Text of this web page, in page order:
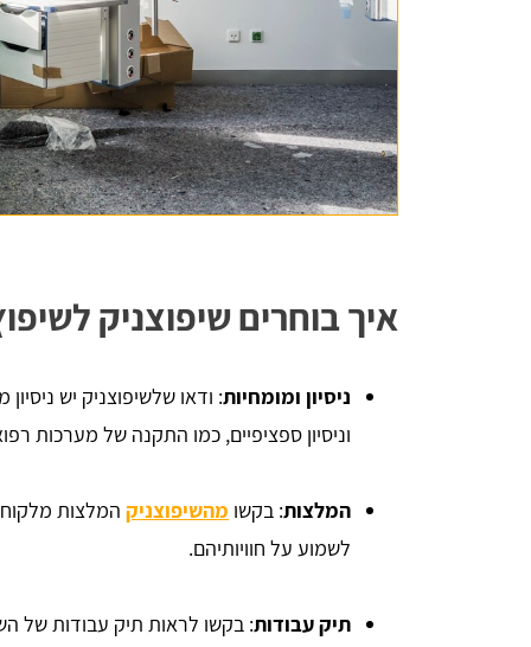
איך בוחרים שיפוצניק
ניסיון ומומחיות: ודאו שלשיפוצניק יש
וניסיון ספציפיים, כמו התקנה של מערכות
המלצות: בקשו מהשיפוצניק המלצות
לשמוע על חוויותיהם.
תיק עבודות: בקשו לראות תיק עבודות של